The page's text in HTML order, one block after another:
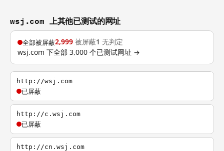
wsj.com 上其他已测试的网址
全部被屏蔽2,999 被屏蔽1 无判定
wsj.com 下全部 3,000 个已测试网址 →
http://wsj.com
已屏蔽
http://c.wsj.com
已屏蔽
http://cn.wsj.com